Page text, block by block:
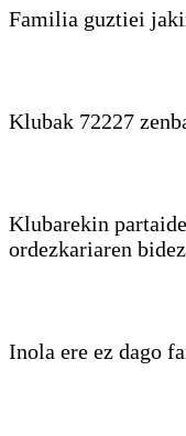
Familia guztiei
Klubak 72227
Klubarekin
ordezkariaren
Inola ere ez dago